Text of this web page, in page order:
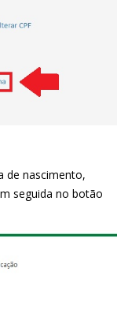
de nascimento,
seguida no botão